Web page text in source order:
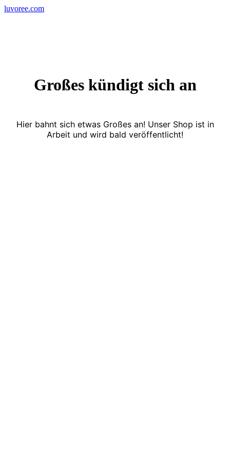
Skip
luvoree.com
Großes kündigt sich an
Hier bahnt sich etwas Großes an! Unser Shop ist in
Arbeit und wird bald veröffentlicht!